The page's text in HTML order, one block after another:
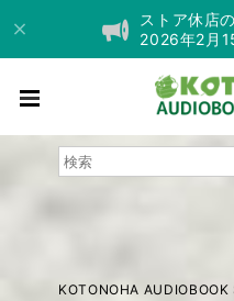
ストア休店
2026年2月
KOTONOHA AUDIOBOOK